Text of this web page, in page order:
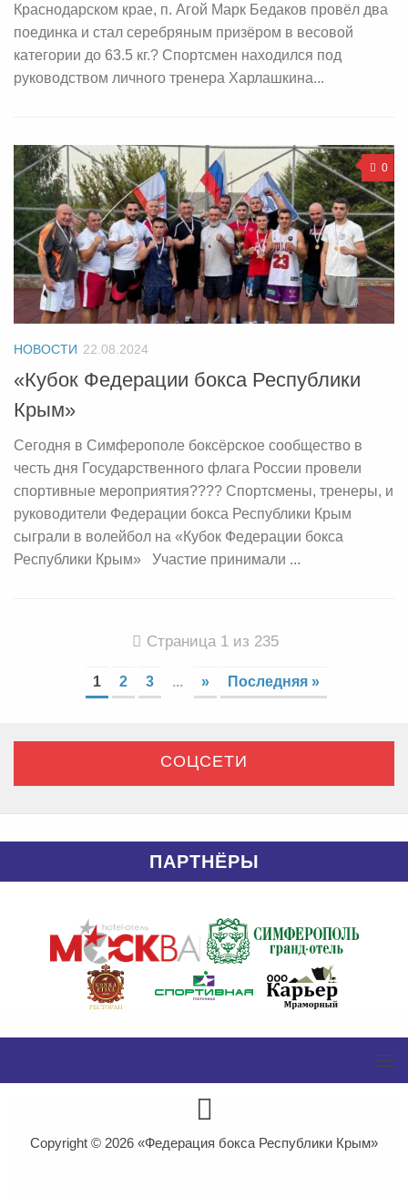
Краснодарском крае, п. Агой Марк Бедаков провёл два
поединка и стал серебряным призёром в весовой
категории до 63.5 кг.? Спортсмен находился под
руководством личного тренера Харлашкина...
0
НОВОСТИ 22.08.2024
«Кубок Федерации бокса Республики
Крым»
Сегодня в Симферополе боксёрское сообщество в
честь дня Государственного флага России провели
спортивные мероприятия???? Спортсмены, тренеры, и
руководители Федерации бокса Республики Крым
сыграли в волейбол на «Кубок Федерации бокса
Республики Крым» Участие принимали ...
Страница 1 из 235
1 2 3 ... » Последняя »
СОЦСЕТИ
ПАРТНЁРЫ
Copyright © 2026 «Федерация бокса Республики Крым»